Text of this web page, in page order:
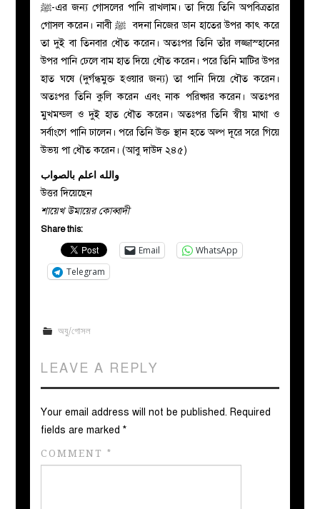
ﷺ-এর জন্য গোসলের পানি রাখলাম। তা দিয়ে তিনি অপবিত্রতার
গোসল করেন। নাবীﷺ বদনা নিজের ডান হাতের উপর কাৎ করে
তা দুই বা তিনবার ধৌত করেন। অতঃপর তিনি তাঁর লজ্জাস্হানের
উপর পানি ঢেলে বাম হাত দিয়ে ধৌত করেন। পরে তিনি মাটির উপর
হাত ঘষে (দুর্গন্ধমুক্ত হওয়ার জন্য) তা পানি দিয়ে ধৌত করেন।
অতঃপর তিনি কুলি করেন এবং নাক পরিষ্কার করেন। অতঃপর
মুখমন্ডল ও দুই হাত ধৌত করেন। অতঃপর তিনি স্বীয় মাথা ও
সর্বাংগে পানি ঢালেন। পরে তিনি উক্ত স্থান হতে অল্প দূরে সরে গিয়ে
উভয় পা ধৌত করেন। (আবু দাউদ ২৪৫)
والله اعلم بالصواب
উত্তর দিয়েছেন
শায়েখ উমায়ের কোব্বাদী
Share this:
Email
WhatsApp
Telegram
অযু/গোসল
LEAVE A REPLY
Your email address will not be published. Required
fields are marked*
COMMENT*